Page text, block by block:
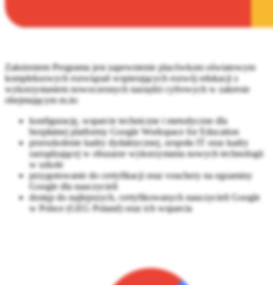
Założeniem Programu jest zapewnienie placówkom oświatowym
kompleksowych rozwiązań wspierających rozwój edukacji z
wykorzystaniem nowoczesnych narzędzi cyfrowych w zakresie
obejmującym m.in:
konfigurację, wsparcie techniczne i metodyczne dla
bezpłatnej platformy Google Workspace for Education
przeszkolenie kadry dydaktycznej, zespołu IT oraz kadry
zarządzającej w obszarze wykorzystania nowych technologii
w szkole
przygotowanie do certyfikacji oraz vouchery na egzaminy
Google dla nauczycieli
dostęp do najlepszych, certyfikowanych nauczycieli Google
w Polsce (GEG Poland) oraz ich wsparcia